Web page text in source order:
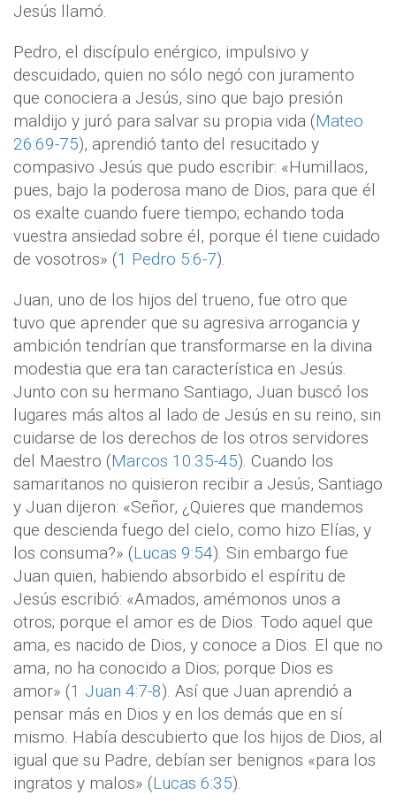
Jesús llamó.
Pedro, el discípulo enérgico, impulsivo y
descuidado, quien no sólo negó con juramento
que conociera a Jesús, sino que bajo presión
maldijo y juró para salvar su propia vida (Mateo
26:69-75), aprendió tanto del resucitado y
compasivo Jesús que pudo escribir: «Humillaos,
pues, bajo la poderosa mano de Dios, para que él
os exalte cuando fuere tiempo; echando toda
vuestra ansiedad sobre él, porque él tiene cuidado
de vosotros» (1 Pedro 5:6-7).
Juan, uno de los hijos del trueno, fue otro que
tuvo que aprender que su agresiva arrogancia y
ambición tendrían que transformarse en la divina
modestia que era tan característica en Jesús.
Junto con su hermano Santiago, Juan buscó los
lugares más altos al lado de Jesús en su reino, sin
cuidarse de los derechos de los otros servidores
del Maestro (Marcos 10:35-45). Cuando los
samaritanos no quisieron recibir a Jesús, Santiago
y Juan dijeron: «Señor, ¿Quieres que mandemos
que descienda fuego del cielo, como hizo Elías, y
los consuma?» (Lucas 9:54). Sin embargo fue
Juan quien, habiendo absorbido el espíritu de
Jesús escribió: «Amados, amémonos unos a
otros; porque el amor es de Dios. Todo aquel que
ama, es nacido de Dios, y conoce a Dios. El que no
ama, no ha conocido a Dios; porque Dios es
amor» (1 Juan 4:7-8). Así que Juan aprendió a
pensar más en Dios y en los demás que en sí
mismo. Había descubierto que los hijos de Dios, al
igual que su Padre, debían ser benignos «para los
ingratos y malos» (Lucas 6:35).